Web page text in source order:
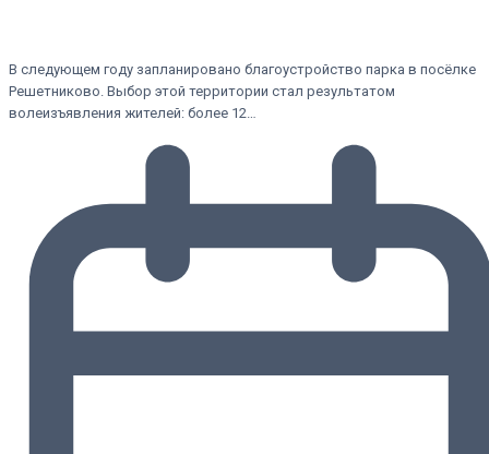
В следующем году запланировано благоустройство парка в посёлке
Решетниково. Выбор этой территории стал результатом
волеизъявления жителей: более 12…